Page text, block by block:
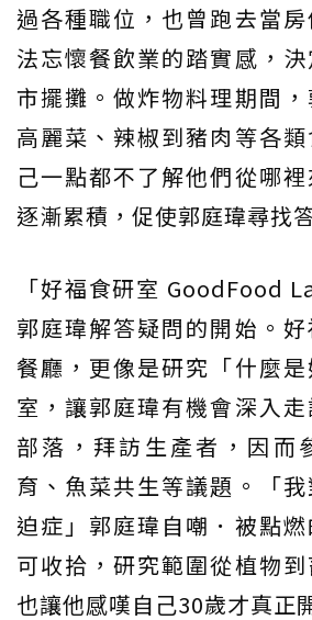
過各種職位，也曾跑去當
法忘懷餐飲業的踏實感，
市擺攤。做炸物料理期間
高麗菜、辣椒到豬肉等各
己一點都不了解他們從哪
逐漸累積，促使郭庭瑋尋找
「好福食研室 GoodFood
郭庭瑋解答疑問的開始。
餐廳，更像是研究「什麼
室，讓郭庭瑋有機會深入
部落，拜訪生產者，因而
育、魚菜共生等議題。「
迫症」郭庭瑋自嘲．被點
可收拾，研究範圍從植物到
也讓他感嘆自己30歲才真正